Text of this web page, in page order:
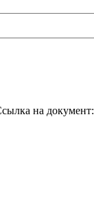
на документ: